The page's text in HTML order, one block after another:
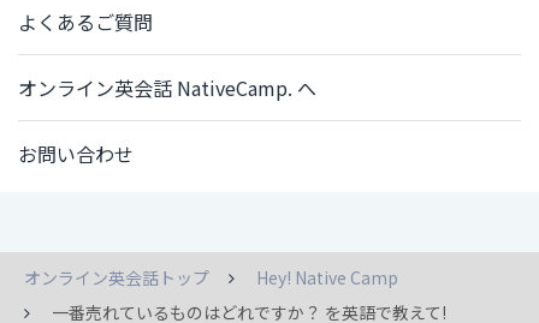
よくあるご質問
オンライン英会話 NativeCamp. へ
お問い合わせ
オンライン英会話トップ
Hey! Native Camp
一番売れているものはどれですか？ を英語で教えて!